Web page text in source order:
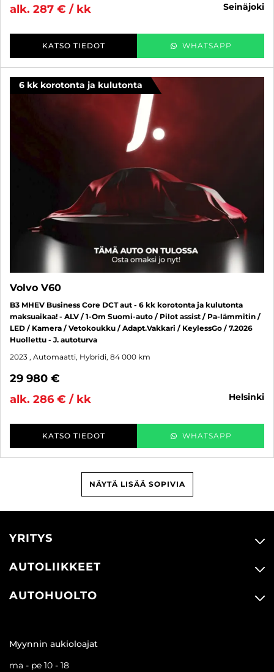
alk. 287 € / kk
seinäjoki
KATSO TIEDOT WHATSAPP
6 kk korotonta ja kulutonta
Volvo V60
B3 MHEV Business Core DCT aut - 6 kk korotonta ja kulutonta
maksuaikaa! - ALV / 1-Om Suomi-auto / Pilot assist / Pa-lämmitin /
LED / Kamera / Vetokoukku / Adapt.Vakkari / KeylessGo / 7.2026
Huollettu - J. autoturva
2023 , Automaatti, Hybridi, 84 000 km
29 980 €
alk. 286 € / kk
helsinki
KATSO TIEDOT WHATSAPP
NÄYTÄ LISÄÄ SOPIVIA
YRITYS
AUTOLIIKKEET
AUTOHUOLTO
Myynnin aukioloajat
ma - pe 10 - 18